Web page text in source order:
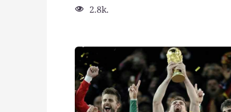
2.8k.